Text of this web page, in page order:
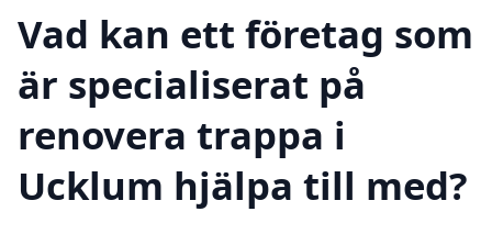
Vad kan ett företag som
är specialiserat på
renovera trappa i
Ucklum hjälpa till med?